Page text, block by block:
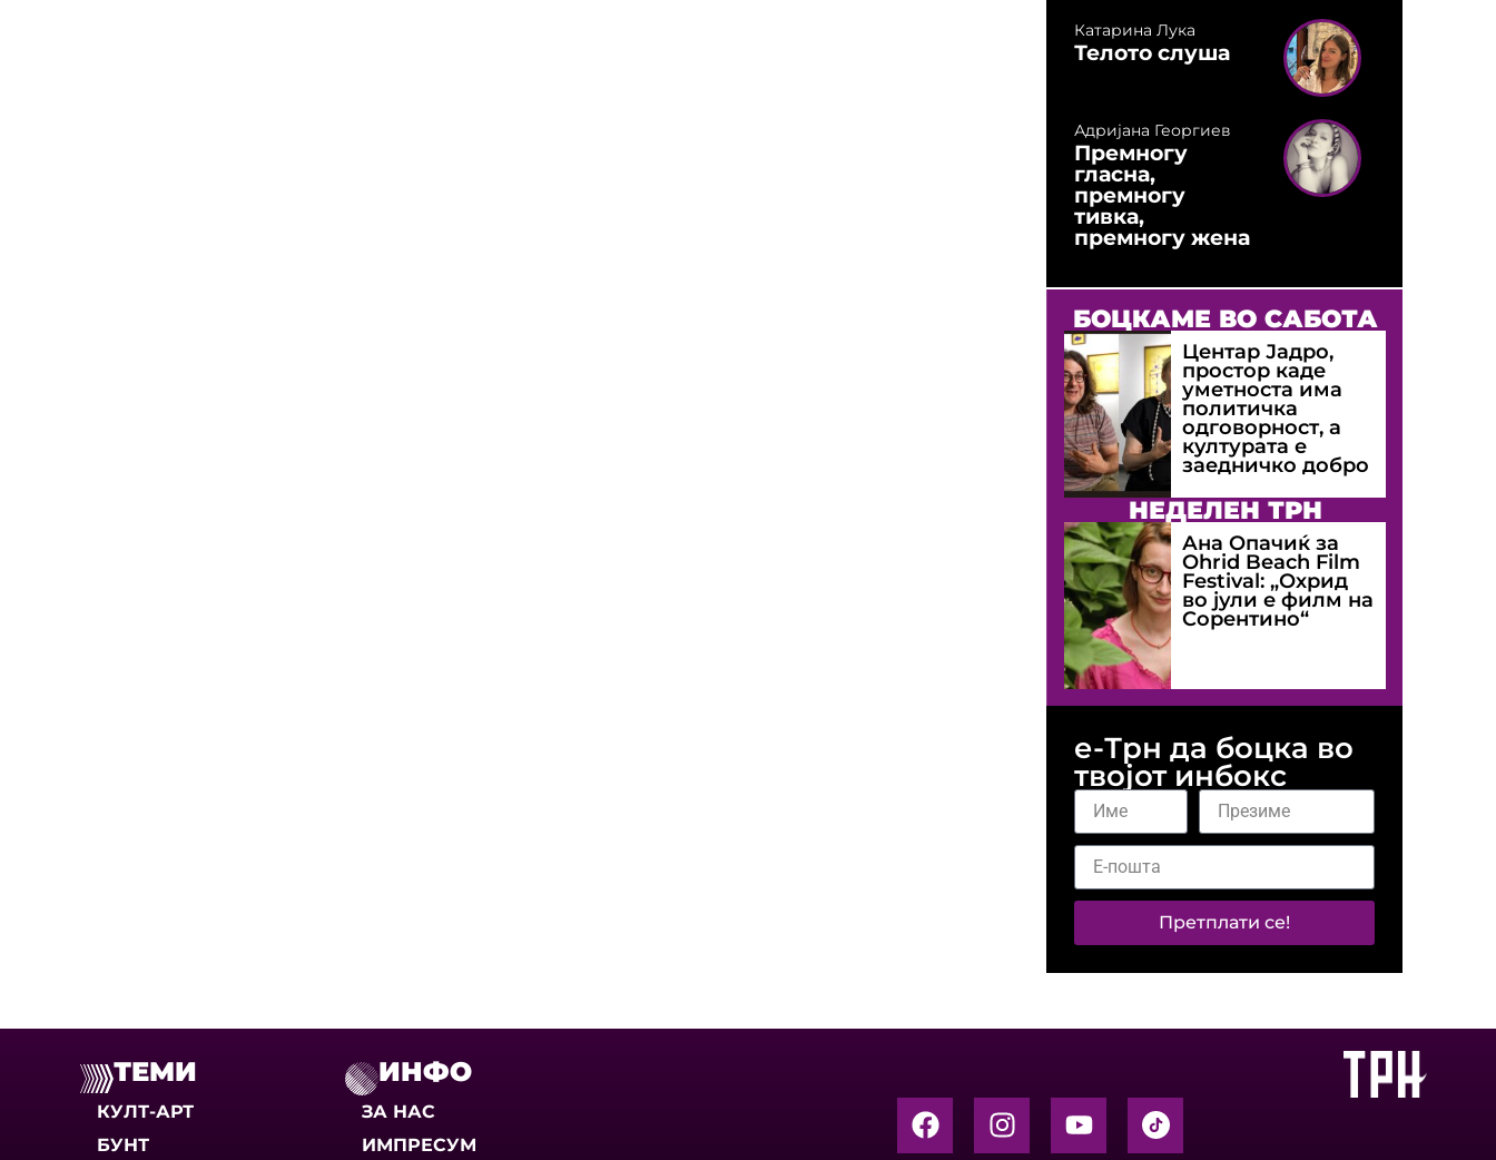
Катарина Лука
Телото слуша
Адријана Георгиев
Премногу
гласна,
премногу
тивка,
премногу жена
БОЦКАМЕ ВО САБОТА
Центар Јадро,
простор каде
уметноста има
политичка
одговорност, а
културата е
заедничко добро
НЕДЕЛЕН ТРН
Ана Опачиќ за
Оhrid Beach Film
Festival: „Охрид
во јули е филм на
Сорентино“
е-Трн да боцка во
твојот инбокс
Претплати се!
ТЕМИ
КУЛТ-АРТ
БУНТ
ИНФО
ЗА НАС
ИМПРЕСУМ